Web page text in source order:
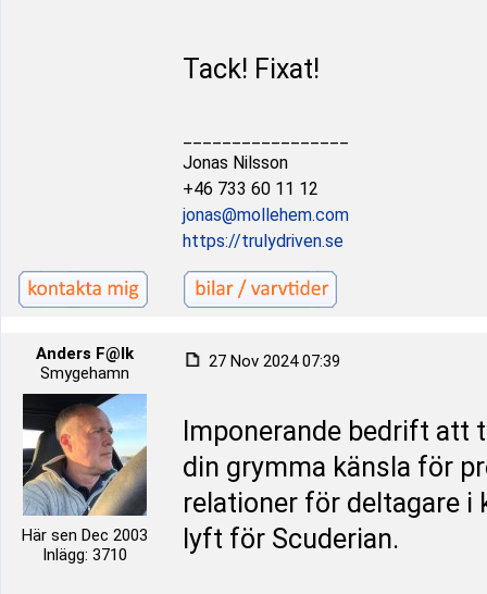
Tack! Fixat!
Jonas Nilsson
+46 733 60 11 12
jonas@mollehem.com
https://trulydriven.se
Anders F@lk
Smygehamn
Här sen Dec 2003
Inlägg: 3710
27 Nov 2024 07:39
Imponerande bedrift att
din grymma känsla för
relationer för deltagare
lyft för Scuderian.